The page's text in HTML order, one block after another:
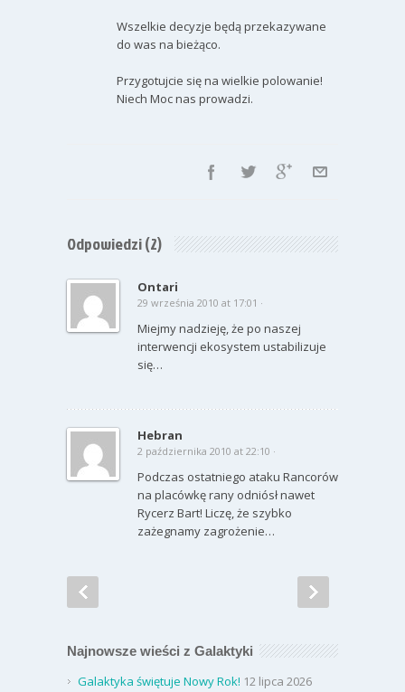
Wszelkie decyzje będą przekazywane
do was na bieżąco.
Przygotujcie się na wielkie polowanie!
Niech Moc nas prowadzi.
Odpowiedzi(2)
Ontari
29 września 2010 at 17:01 ·
Miejmy nadzieję, że po naszej
interwencji ekosystem ustabilizuje
się…
Hebran
2 października 2010 at 22:10 ·
Podczas ostatniego ataku Rancorów
na placówkę rany odniósł nawet
Rycerz Bart! Liczę, że szybko
zażegnamy zagrożenie…
Najnowsze wieści z Galaktyki
Galaktyka świętuje Nowy Rok! 12 lipca 2026